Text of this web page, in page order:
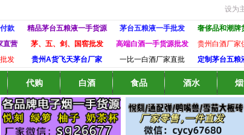
设为
款 精品茅台五粮液一手货源 茅台五粮液一手批发
奢侈品和潮牌
直营
茅、五、剑、国窖批发 高端白酒一手货源批发
贵州白酒厂家
发
贵州A货飞天茅台厂家 一比一白酒厂家直批 定制茅台五粮
代购 白酒 食品 酒水